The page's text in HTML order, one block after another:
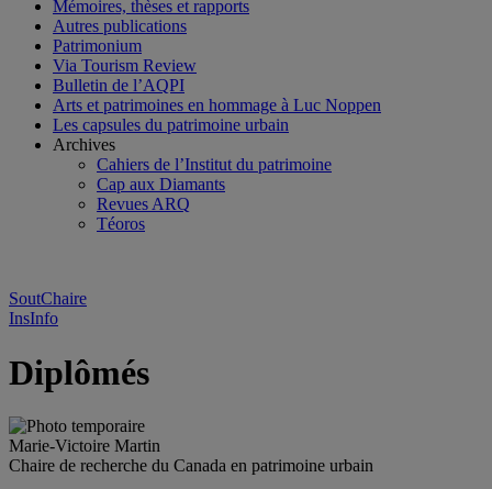
Mémoires, thèses et rapports
Autres publications
Patrimonium
Via Tourism Review
Bulletin de l’AQPI
Arts et patrimoines en hommage à Luc Noppen
Les capsules du patrimoine urbain
Archives
Cahiers de l’Institut du patrimoine
Cap aux Diamants
Revues ARQ
Téoros
SoutChaire
InsInfo
Diplômés
Marie-Victoire Martin
Chaire de recherche du Canada en patrimoine urbain